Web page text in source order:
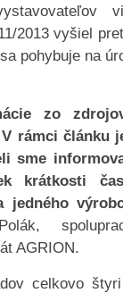
2013 vyšiel
pohybuje na
zo
rámci článku
sme
krátkosti
jedného
AGRION.
celkovo